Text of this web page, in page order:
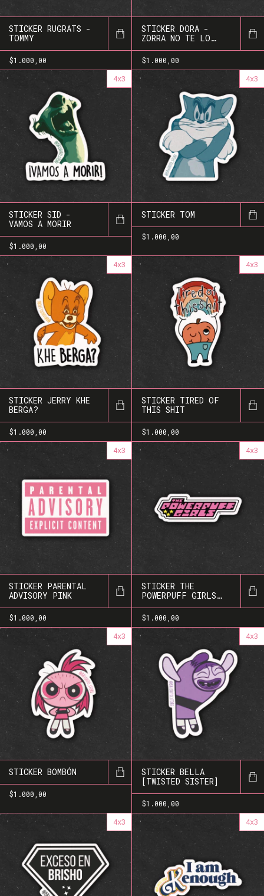
STICKER RUGRATS -
TOMMY
$1.000,00
STICKER DORA -
ZORRA NO TE LO
LLEVES
$1.000,00
4x3
STICKER SID -
VAMOS A MORIR
$1.000,00
4x3
STICKER TOM
$1.000,00
4x3
STICKER JERRY KHE
BERGA?
$1.000,00
4x3
STICKER TIRED OF
THIS SHIT
$1.000,00
4x3
STICKER PARENTAL
ADVISORY PINK
$1.000,00
4x3
STICKER THE
POWERPUFF GIRLS
LOGO
$1.000,00
4x3
STICKER BOMBÓN
$1.000,00
4x3
STICKER BELLA
[TWISTED SISTER]
$1.000,00
4x3
4x3